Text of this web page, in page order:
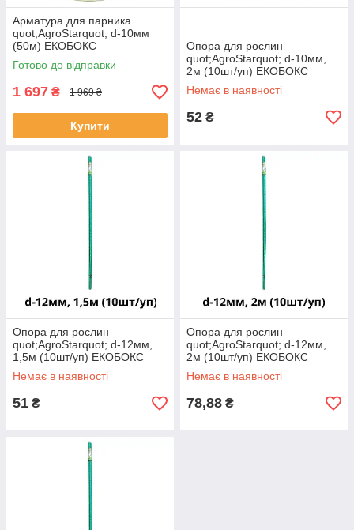
Арматура для парника
quot;AgroStarquot; d-10мм
(50м) ЕКОБОКС
Готово до відправки
1 697 ₴ 1 969 ₴
Купити
Опора для рослин
quot;AgroStarquot; d-10мм,
2м (10шт/уп) ЕКОБОКС
Немає в наявності
52 ₴
Опора для рослин
quot;AgroStarquot; d-12мм,
1,5м (10шт/уп) ЕКОБОКС
Немає в наявності
51 ₴
Опора для рослин
quot;AgroStarquot; d-12мм,
2м (10шт/уп) ЕКОБОКС
Немає в наявності
78,88 ₴